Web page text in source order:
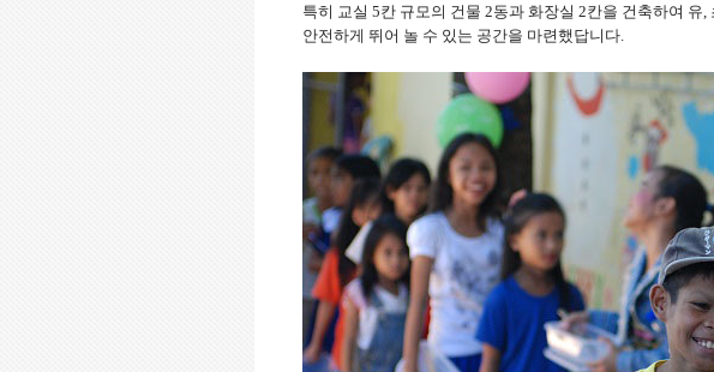
특히 교실 5칸 규모의 건물 2동과 화장실 2칸을 건축하여 유
안전하게 뛰어 놀 수 있는 공간을 마련했답니다